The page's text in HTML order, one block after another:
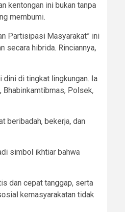
kentongan ini bukan tanpa
membumi.
Partisipasi Masyarakat” ini
secara hibrida. Rinciannya,
dini di tingkat lingkungan. Ia
Bhabinkamtibmas, Polsek,
beribadah, bekerja, dan
simbol ikhtiar bahwa
dan cepat tanggap, serta
kemasyarakatan tidak